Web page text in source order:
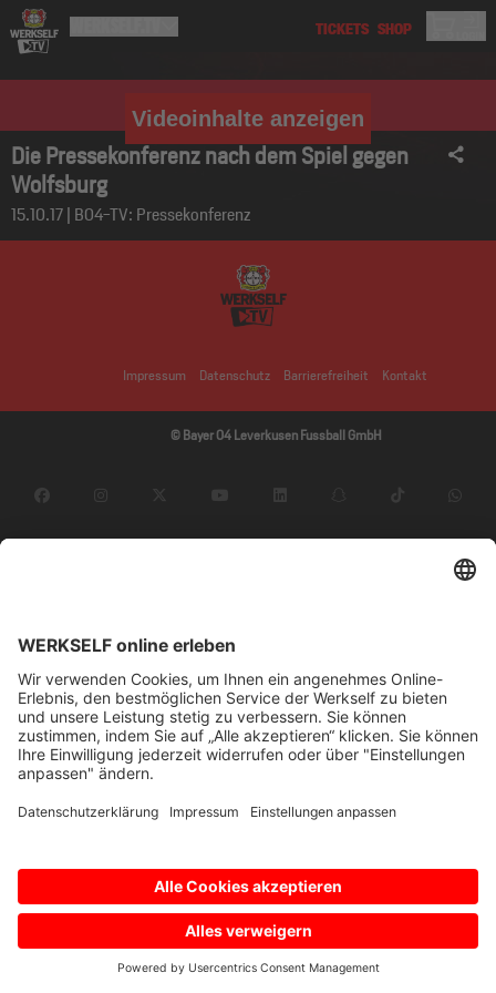
Videoinhalte anzeigen
Die Pressekonferenz nach dem Spiel gegen
Wolfsburg
15.10.17 | B04-TV: Pressekonferenz
Impressum Datenschutz Barrierefreiheit Kontakt
© Bayer 04 Leverkusen Fussball GmbH